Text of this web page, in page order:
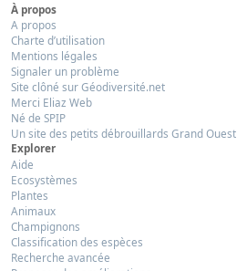
À propos
A propos
Charte d’utilisation
Mentions légales
Signaler un problème
Site clôné sur Géodiversité.net
Merci Eliaz Web
Né de SPIP
Un site des petits débrouillards Grand Ouest
Explorer
Aide
Ecosystèmes
Plantes
Animaux
Champignons
Classification des espèces
Recherche avancée